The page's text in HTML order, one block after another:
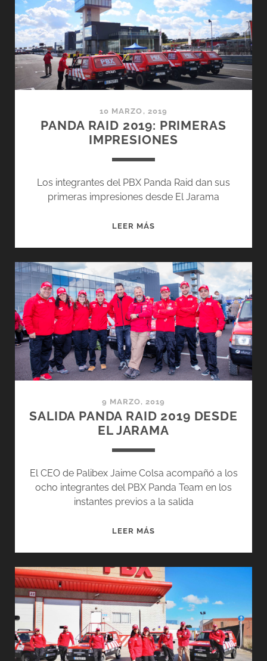
DEL
PANDA
RAID
10 MARZO, 2019
PANDA RAID 2019: PRIMERAS
IMPRESIONES
Los integrantes del PBX Panda Raid dan sus
primeras impresiones desde El Jarama
LEER MÁS
PRIMERAS
IMPRESIONES
9 MARZO, 2019
SALIDA PANDA RAID 2019 DESDE
EL JARAMA
El CEO de Palibex Jaime Colsa acompañó a los
ocho integrantes del PBX Panda Team en los
instantes previos a la salida
LEER MÁS
2019
DESDE
EL
JARAMA